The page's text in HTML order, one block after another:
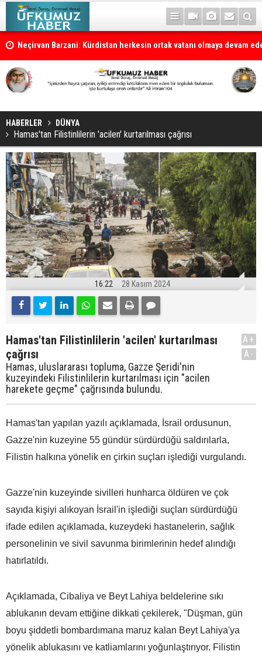
Neçirvan Barzani: Kürdistan herkesin ortak vatanı olmaya devam
HABERLER DÜNYA
Hamas'tan Filistinlilerin 'acilen' kurtarılması çağrısı
16:22 28 Kasım 2024
Hamas'tan Filistinlilerin 'acilen' kurtarılması
çağrısı
Hamas, uluslararası topluma, Gazze Şeridi'nin
kuzeyindeki Filistinlilerin kurtarılması için "acilen
harekete geçme" çağrısında bulundu.
A+
A-
Hamas'tan yapılan yazılı açıklamada, İsrail ordusunun,
Gazze'nin kuzeyine 55 gündür sürdürdüğü saldırılarla,
Filistin halkına yönelik en çirkin suçları işlediği vurgulandı.
Gazze'nin kuzeyinde sivilleri hunharca öldüren ve çok
sayıda kişiyi alıkoyan İsrail'in işlediği suçları sürdürdüğü
ifade edilen açıklamada, kuzeydeki hastanelerin, sağlık
personelinin ve sivil savunma birimlerinin hedef alındığı
hatırlatıldı.
Açıklamada, Cibaliya ve Beyt Lahiya beldelerine sıkı
ablukanın devam ettiğine dikkati çekilerek, "Düşman, gün
boyu şiddetli bombardımana maruz kalan Beyt Lahiya'ya
yönelik ablukasını ve katliamlarını yoğunlaştırıyor. Filistin